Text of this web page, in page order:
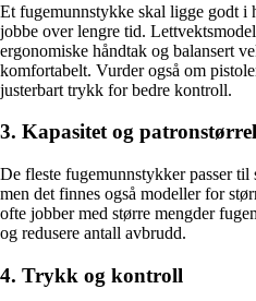
Et fugemunnstykke skal ligge godt i
jobbe over lengre tid.
ergonomiske håndtak og balansert
komfortabelt. Vurder også om
justerbart trykk for bedre kontroll.
3. Kapasitet og
De fleste fugemunnstykker passer
men det finnes også modeller for
ofte jobber med større mengder
og redusere antall avbrudd.
4. Trykk og kontroll